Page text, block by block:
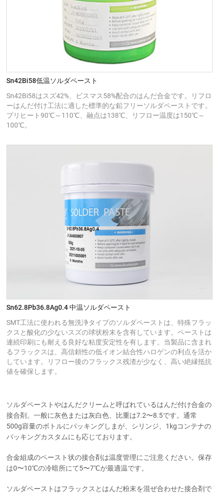
Sn42Bi58低温ソルダペースト
Sn42Bi58はスズ42%、ビスマス58%配合のはんだ合金です。リフロ
ーはんだ付け工法に適した標準的な鉛フリーソルダペーストです。
プリヒート90℃～110℃、融点は138℃、リフロー温度は150℃～
100℃。
Sn62.8Pb36.8Ag0.4 中温ソルダペースト
SMT工法に使われる無洗浄タイプのソルダペーストは、特殊フラッ
クスと酸化の少ないスズの球状粉末を含有しています。ペーストは
連続印刷にも耐える良好な粘度安定性を有します。当製品に含まれ
るフラックスは、高信頼性の低イオン結合性ハロゲンの利点を活か
しています。リフロー後のフラックス残渣が少なく、高い絶縁抵抗
値を確保します。
ソルダペーストやはんだクリームと呼ばれているはんだ付け合金の
接合剤。一般に灰色または灰白色、比重は7.2〜8.5です。通常
500g容量のボトルにパッキングしまが、シリンジ、1kgコンテナの
パッキングカスタムにも応じております。
合金組成のペースト状の接合剤は温度管理にご注意ください。保存
は0〜10℃の冷暗所にて5〜7℃が最適温です。
ソルダペーストはフラックスとはんだ粉末を混ぜ合わせた接合剤で